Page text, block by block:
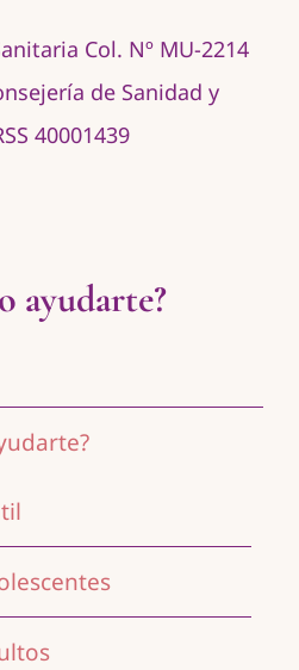
Col. Nº MU-2214
de Sanidad y
40001439
ayudarte?